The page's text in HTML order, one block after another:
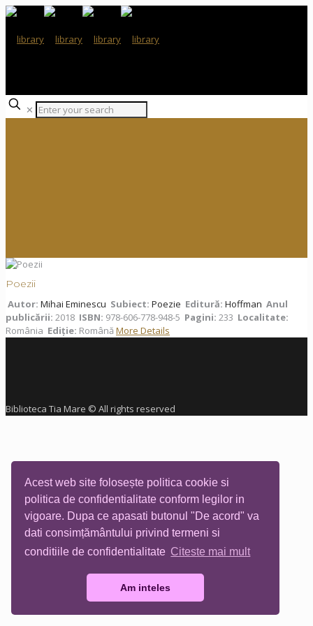
Acest web site folosește politica cookie si
politica de confidentialitate conform legilor in
vigoare. Dupa ce apasati butonul "De acord" va
dati consimțământului privind termeni si
conditiile de confidentialitate Citeste mai mult
Am inteles
✕
Poezii
Autor: Mihai Eminescu Subiect: Poezie Editură: Hoffman Anul
publicării: 2018 ISBN: 978-606-778-948-5 Pagini: 233 Localitate:
România Ediţie: Română More Details
Biblioteca Tia Mare © All rights reserved